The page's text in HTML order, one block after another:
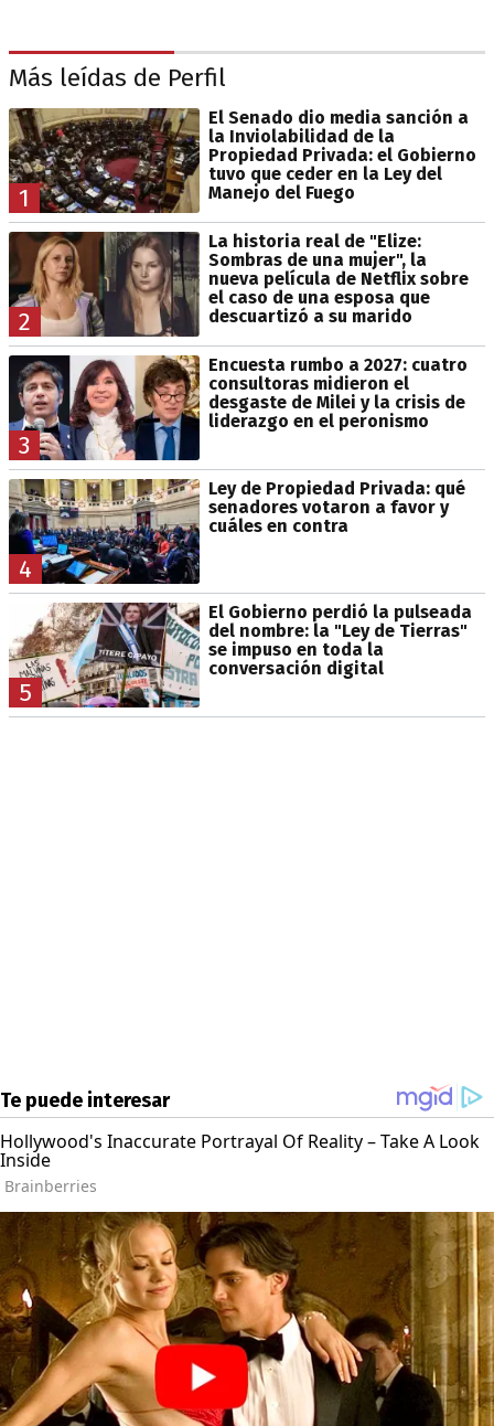
Más leídas de Perfil
1
El Senado dio media sanción a
la Inviolabilidad de la
Propiedad Privada: el Gobierno
tuvo que ceder en la Ley del
Manejo del Fuego
2
La historia real de "Elize:
Sombras de una mujer", la
nueva película de Netflix sobre
el caso de una esposa que
descuartizó a su marido
3
Encuesta rumbo a 2027: cuatro
consultoras midieron el
desgaste de Milei y la crisis de
liderazgo en el peronismo
4
Ley de Propiedad Privada: qué
senadores votaron a favor y
cuáles en contra
5
El Gobierno perdió la pulseada
del nombre: la "Ley de Tierras"
se impuso en toda la
conversación digital